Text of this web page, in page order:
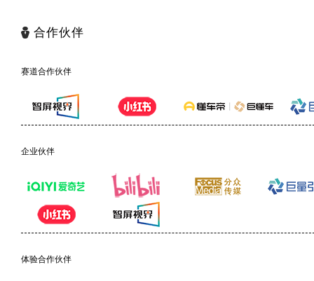
合作伙伴
赛道合作伙伴
企业伙伴
体验合作伙伴